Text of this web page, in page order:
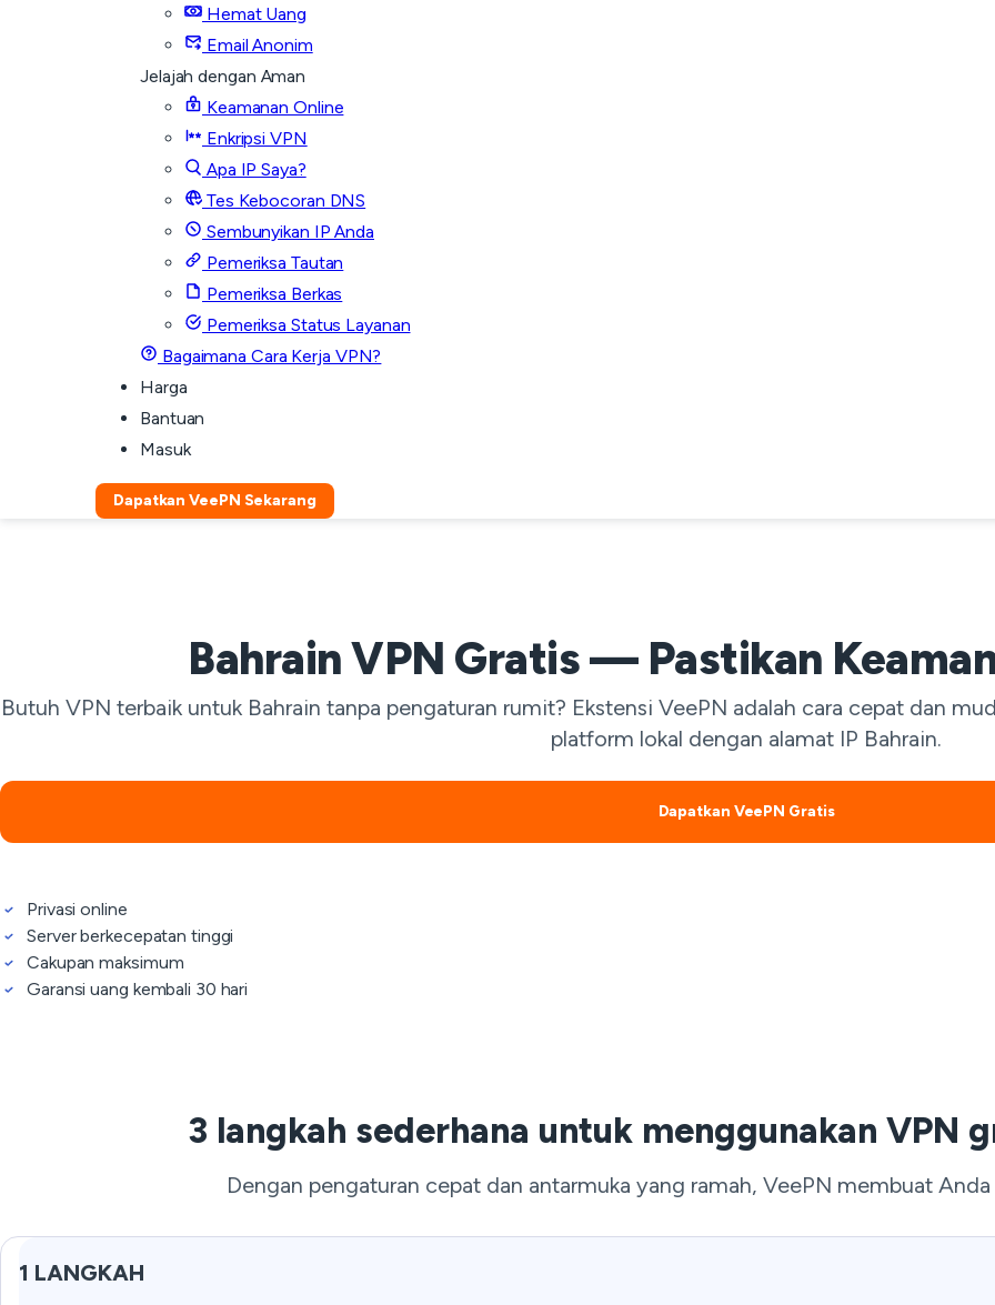
Hemat Uang
Email Anonim
Jelajah dengan Aman
Keamanan Online
Enkripsi VPN
Apa IP Saya?
Tes Kebocoran DNS
Sembunyikan IP Anda
Pemeriksa Tautan
Pemeriksa Berkas
Pemeriksa Status Layanan
Bagaimana Cara Kerja VPN?
Harga
Bantuan
Masuk
Dapatkan VeePN Sekarang
Bahrain VPN Gratis — Pastikan
Butuh VPN terbaik untuk Bahrain tanpa pengaturan rumit? Ekstensi VeePN adalah cara cepat dan
platform lokal dengan alamat IP Bahrain.
Dapatkan VeePN Gratis
Privasi online
Server berkecepatan tinggi
Cakupan maksimum
Garansi uang kembali 30 hari
3 langkah sederhana untuk menggunakan VPN
Dengan pengaturan cepat dan antarmuka yang ramah, VeePN membuat
1 LANGKAH